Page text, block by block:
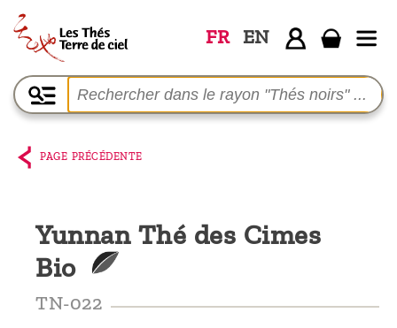
FR EN
Accueil
La
boutique
Parmi les
producteurs,
PAGE PRÉCÉDENTE
Yunnan Thé des Cimes
Bio
TN-022